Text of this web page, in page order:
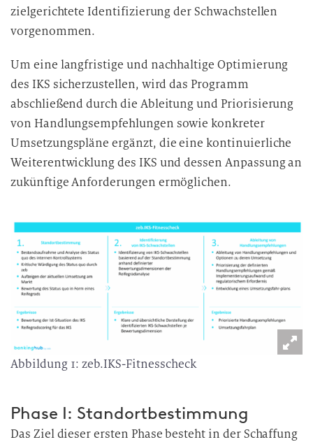
d
i
D
a
v
e
r
r
b
e
i
t
u
n
g
zielgerichtete Identifizierung der Schwachstellen
vorgenommen.
Um eine langfristige und nachhaltige Optimierung
des IKS sicherzustellen, wird das Programm
abschließend durch die Ableitung und Priorisierung
von Handlungsempfehlungen sowie konkreter
Umsetzungspläne ergänzt, die eine kontinuierliche
Weiterentwicklung des IKS und dessen Anpassung an
zukünftige Anforderungen ermöglichen.
Abbildung 1: zeb.IKS-Fitnesscheck
Phase I: Standortbestimmung
Das Ziel dieser ersten Phase besteht in der Schaffung